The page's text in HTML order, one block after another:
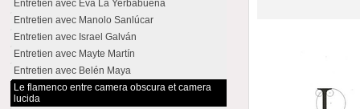
Entretien avec Eva La Yerbabuena
Entretien avec Manolo Sanlúcar
Entretien avec Israel Galván
Entretien avec Mayte Martín
Entretien avec Belén Maya
Le flamenco entre camera obscura et camera
lucida